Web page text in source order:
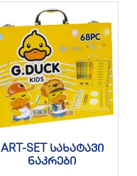
ART-SET სახატავი
ნაკრები